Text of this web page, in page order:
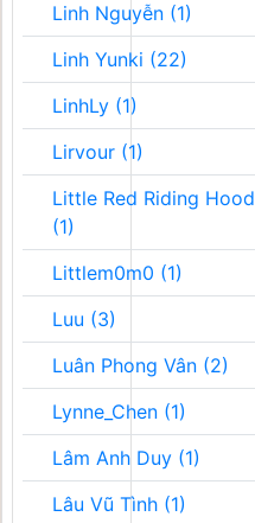
Linh Nguyễn (1)
Linh Yunki (22)
LinhLy (1)
Lirvour (1)
Little Red Riding Hood
(1)
Littlem0m0 (1)
Luu (3)
Luân Phong Vân (2)
Lynne_Chen (1)
Lâm Anh Duy (1)
Lâu Vũ Tình (1)